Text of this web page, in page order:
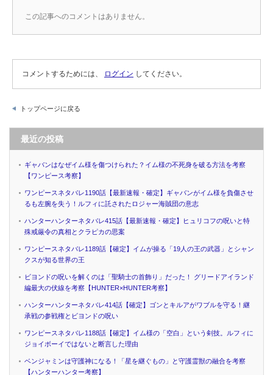
この記事へのコメントはありません。
コメントするためには、 ログイン してください。
トップページに戻る
最近の投稿
ギャバンはなぜイム様を傷つけられた？イム様の不死身を破る方法を考察
【ワンピース考察】
ワンピースネタバレ1190話【最新速報・確定】ギャバンがイム様を負傷させ
るも左腕を失う！ルフィに託されたロジャー海賊団の意志
ハンターハンターネタバレ415話【最新速報・確定】ヒュリコフの呪いと特
殊戒厳令の真相とクラピカの思案
ワンピースネタバレ1189話【確定】イムが操る「19人の王の武器」とシャン
クスが知る世界の王
ビヨンドの呪いを解くのは「聖騎士の首飾り」だった！ グリードアイランド
編最大の伏線を考察【HUNTER×HUNTER考察】
ハンターハンターネタバレ414話【確定】ゴンとキルアがワブルを守る！継
承戦の参戦権とビヨンドの呪い
ワンピースネタバレ1188話【確定】イム様の「空白」という剣技。ルフィに
ジョイボーイではないと断言した理由
ベンジャミンは守護神になる！「星を継ぐもの」と守護霊獣の融合を考察
【ハンターハンター考察】